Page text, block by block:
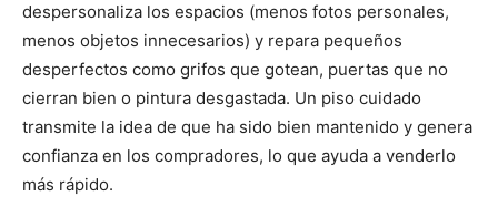
despersonaliza los espacios (menos fotos personales,
menos objetos innecesarios) y repara pequeños
desperfectos como grifos que gotean, puertas que no
cierran bien o pintura desgastada. Un piso cuidado
transmite la idea de que ha sido bien mantenido y genera
confianza en los compradores, lo que ayuda a venderlo
más rápido.